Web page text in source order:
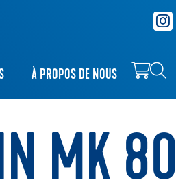
À PROPOS DE NOUS
MK 80